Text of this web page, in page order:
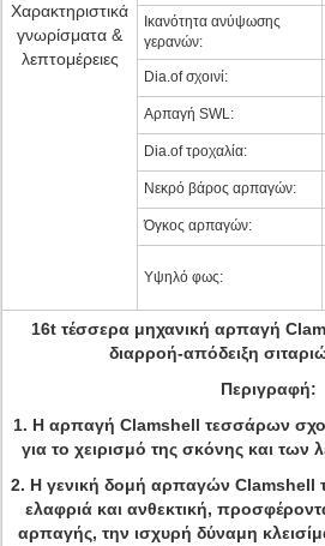
Χαρακτηριστικά
γνωρίσματα &
λεπτομέρειες
Ικανότητα ανύψωσης
γερανών:
Dia.of σχοινί:
Αρπαγή SWL:
Dia.of τροχαλία:
Νεκρό βάρος αρπαγών:
Όγκος αρπαγών:
Υψηλό φως:
16t τέσσερα μηχανική αρπαγή
διαρροή-απόδειξη
Περιγραφή:
1. Η αρπαγή Clamshell τεσσάρων
για το χειρισμό της σκόνης και των
2. Η γενική δομή αρπαγών Clamshell
ελαφριά και ανθεκτική,
αρπαγής, την ισχυρή δύναμη